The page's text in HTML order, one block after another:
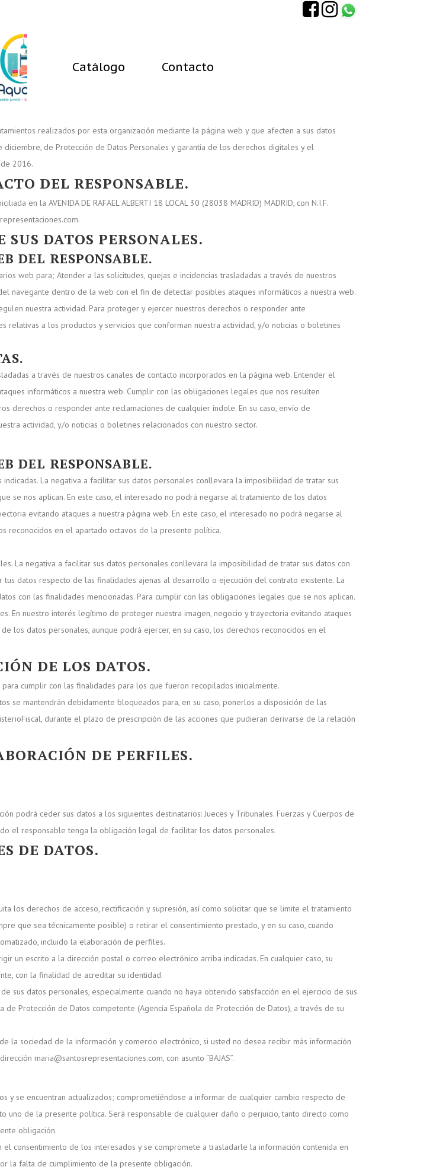
Catálogo Contacto
realizados por esta organización mediante la página web y que afecten a sus datos
de Protección de Datos Personales y garantía de los derechos digitales y el
2016.
DEL RESPONSABLE.
en la AVENIDA DE RAFAEL ALBERTI 18 LOCAL 30 (28038 MADRID) MADRID, con N.I.F.
DATOS PERSONALES.
DEL RESPONSABLE.
web para; Atender a las solicitudes, quejas e incidencias trasladadas a través de nuestros
navegante dentro de la web con el fin de detectar posibles ataques informáticos a nuestra web.
nuestra actividad. Para proteger y ejercer nuestros derechos o responder ante
relativas a los productos y servicios que conforman nuestra actividad, y/o noticias o boletines
a través de nuestros canales de contacto incorporados en la página web. Entender el
informáticos a nuestra web. Cumplir con las obligaciones legales que nos resulten
derechos o responder ante reclamaciones de cualquier índole. En su caso, envío de
actividad, y/o noticias o boletines relacionados con nuestro sector.
DEL RESPONSABLE.
La negativa a facilitar sus datos personales conllevara la imposibilidad de tratar sus
se nos aplican. En este caso, el interesado no podrá negarse al tratamiento de los datos
evitando ataques a nuestra página web. En este caso, el interesado no podrá negarse al
reconocidos en el apartado octavos de la presente política.
La negativa a facilitar sus datos personales conllevara la imposibilidad de tratar sus datos con
datos respecto de las finalidades ajenas al desarrollo o ejecución del contrato existente. La
con las finalidades mencionadas. Para cumplir con las obligaciones legales que se nos aplican.
En nuestro interés legítimo de proteger nuestra imagen, negocio y trayectoria evitando ataques
los datos personales, aunque podrá ejercer, en su caso, los derechos reconocidos en el
DE LOS DATOS.
cumplir con las finalidades para los que fueron recopilados inicialmente.
se mantendrán debidamente bloqueados para, en su caso, ponerlos a disposición de las
durante el plazo de prescripción de las acciones que pudieran derivarse de la relación
DE PERFILES.
podrá ceder sus datos a los siguientes destinatarios: Jueces y Tribunales. Fuerzas y Cuerpos de
el responsable tenga la obligación legal de facilitar los datos personales.
DE DATOS.
los derechos de acceso, rectificación y supresión, así como solicitar que se limite el tratamiento
que sea técnicamente posible) o retirar el consentimiento prestado, y en su caso, cuando
incluido la elaboración de perfiles.
un escrito a la dirección postal o correo electrónico arriba indicadas. En cualquier caso, su
con la finalidad de acreditar su identidad.
sus datos personales, especialmente cuando no haya obtenido satisfacción en el ejercicio de sus
Protección de Datos competente (Agencia Española de Protección de Datos), a través de su
sociedad de la información y comercio electrónico, si usted no desea recibir más información
maria@santosrepresentaciones.com, con asunto “BAJAS”.
y se encuentran actualizados; comprometiéndose a informar de cualquier cambio respecto de
de la presente política. Será responsable de cualquier daño o perjuicio, tanto directo como
obligación.
consentimiento de los interesados y se compromete a trasladarle la información contenida en
la falta de cumplimiento de la presente obligación.